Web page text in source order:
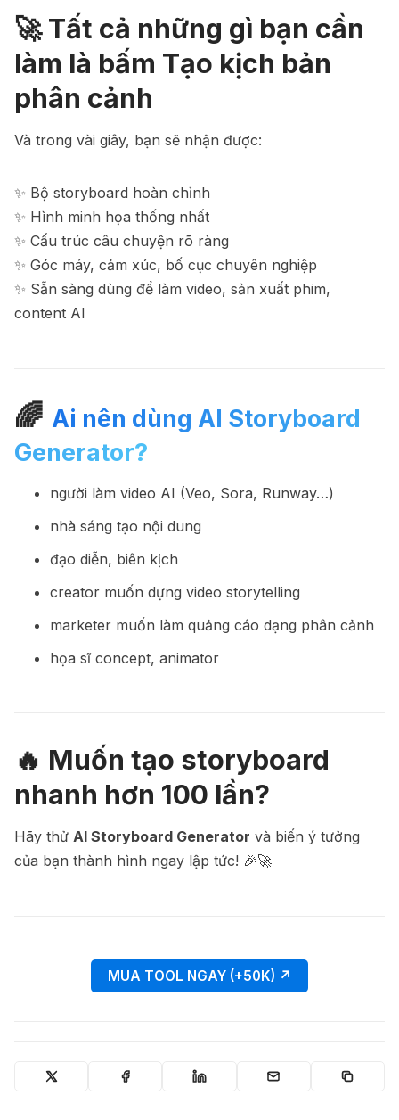
🚀 Tất cả những gì bạn cần
làm là bấm Tạo kịch bản
phân cảnh
Và trong vài giây, bạn sẽ nhận được:
✨ Bộ storyboard hoàn chỉnh
✨ Hình minh họa thống nhất
✨ Cấu trúc câu chuyện rõ ràng
✨ Góc máy, cảm xúc, bố cục chuyên nghiệp
✨ Sẵn sàng dùng để làm video, sản xuất phim,
content AI
🌈 Ai nên dùng AI Storyboard
Generator?
người làm video AI (Veo, Sora, Runway…)
nhà sáng tạo nội dung
đạo diễn, biên kịch
creator muốn dựng video storytelling
marketer muốn làm quảng cáo dạng phân cảnh
họa sĩ concept, animator
🔥 Muốn tạo storyboard
nhanh hơn 100 lần?
Hãy thử AI Storyboard Generator và biến ý tưởng
của bạn thành hình ngay lập tức! 🎉🚀
MUA TOOL NGAY (+50K) ↗